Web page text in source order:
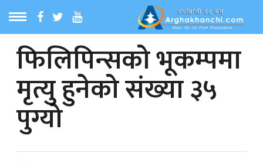
MENU
समाचार
समाचार
फिलिपिन्सको भूकम्पमा
मृत्यु हुनेको संख्या ३५
पुग्यो